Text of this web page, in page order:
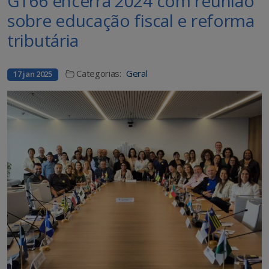
sobre educação fiscal e reforma
tributária
17 jan 2025 Categorias: Geral